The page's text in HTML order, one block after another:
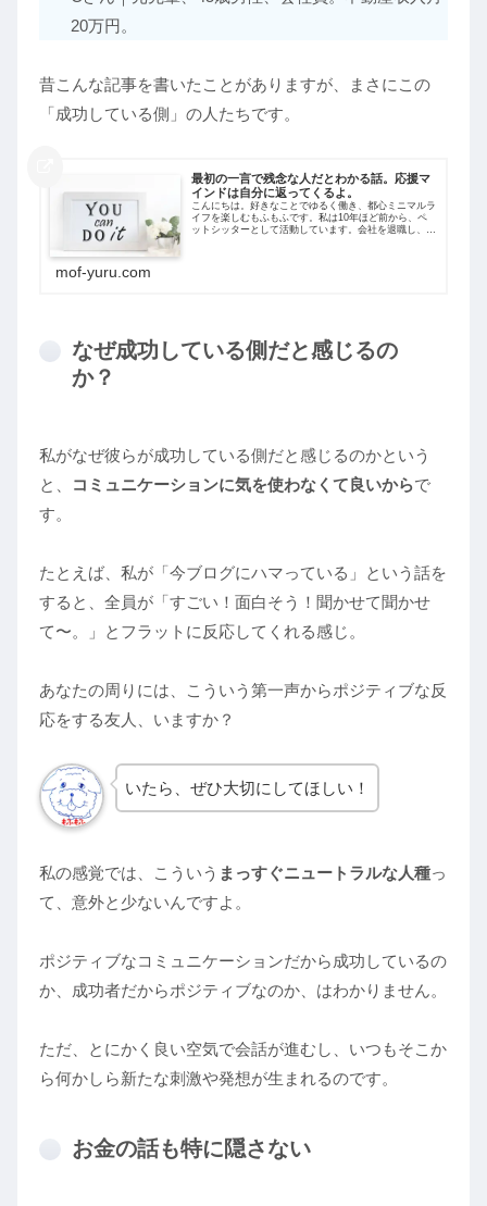
20万円。
昔こんな記事を書いたことがありますが、まさにこの
「成功している側」の人たちです。
最初の一言で残念な人だとわかる話。応援マ
インドは自分に返ってくるよ。
こんにちは。好きなことでゆるく働き、都心ミニマルラ
イフを楽しむもふもふです。私は10年ほど前から、ペ
ットシッターとして活動しています。会社を退職し、こ
mof-yuru.com
なぜ成功している側だと感じるの
か？
私がなぜ彼らが成功している側だと感じるのかという
と、
コミュニケーションに気を使わなくて良いからで
す。
たとえば、私が「今ブログにハマっている」という話を
すると、全員が「すごい！面白そう！聞かせて聞かせ
て〜。」とフラットに反応してくれる感じ。
あなたの周りには、こういう第一声からポジティブな反
応をする友人、いますか？
いたら、ぜひ大切にしてほしい！
私の感覚では、こういう まっすぐニュートラルな人種っ
て、意外と少ないんですよ。
ポジティブなコミュニケーションだから成功しているの
か、成功者だからポジティブなのか、はわかりません。
ただ、とにかく良い空気で会話が進むし、いつもそこか
ら何かしら新たな刺激や発想が生まれるのです。
お金の話も特に隠さない